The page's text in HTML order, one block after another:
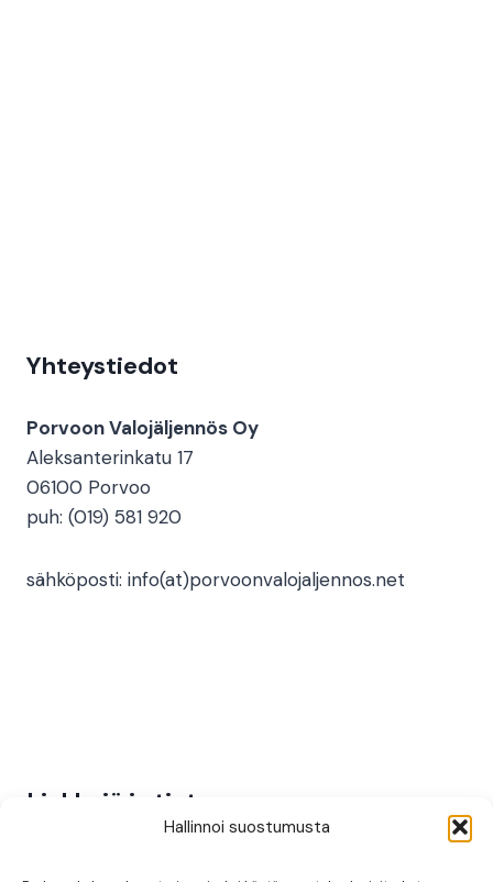
Hallinnoi suostumusta
Yhteystiedot
Porvoon Valojäljennös Oy
Aleksanterinkatu 17
06100 Porvoo
puh: (019) 581 920
sähköposti: info(at)porvoonvalojaljennos.net
Linkkejä ja tietoa